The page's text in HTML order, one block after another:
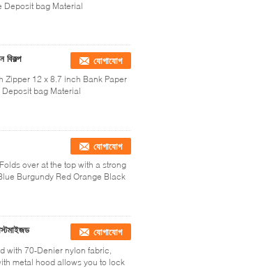
Deposit bag Material
যোগাযোগ
Zipper 12 x 8.7 inch Bank Paper
bag Material
যোগাযোগ
over at the top with a strong
Burgundy Red Orange Black
যোগাযোগ
with 70-Denier nylon fabric,
metal hood allows you to lock